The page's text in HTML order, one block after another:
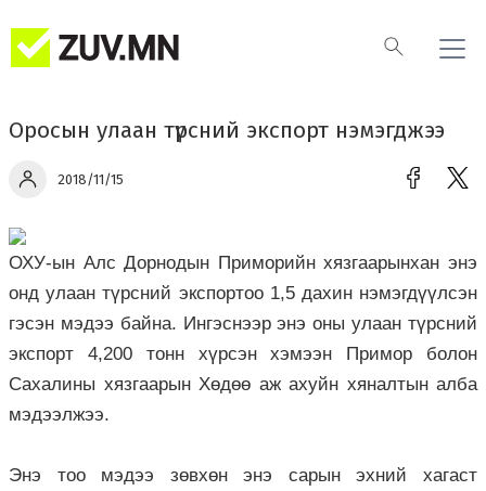
Оросын улаан түрсний экспорт нэмэгджээ
2018/11/15
ОХУ-ын Алс Дорнодын Приморийн хязгаарынхан энэ
онд улаан түрсний экспортоо 1,5 дахин нэмэгдүүлсэн
гэсэн мэдээ байна. Ингэснээр энэ оны улаан түрсний
экспорт 4,200 тонн хүрсэн хэмээн Примор болон
Сахалины хязгаарын Хөдөө аж ахуйн хяналтын алба
мэдээлжээ.
Энэ тоо мэдээ зөвхөн энэ сарын эхний хагаст